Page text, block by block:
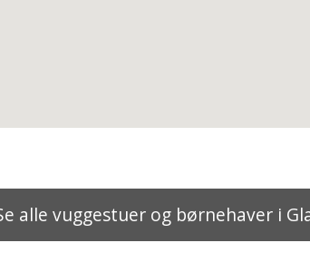
alle vuggestuer og børnehaver i